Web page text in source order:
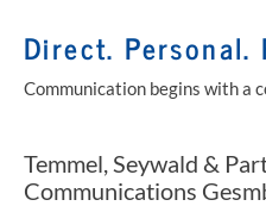
Direct. Personal.
Communication begins with a
Temmel, Seywald &
Communications